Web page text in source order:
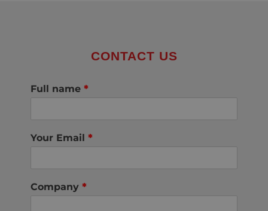
CONTACT US
Full name *
Your Email *
Company *